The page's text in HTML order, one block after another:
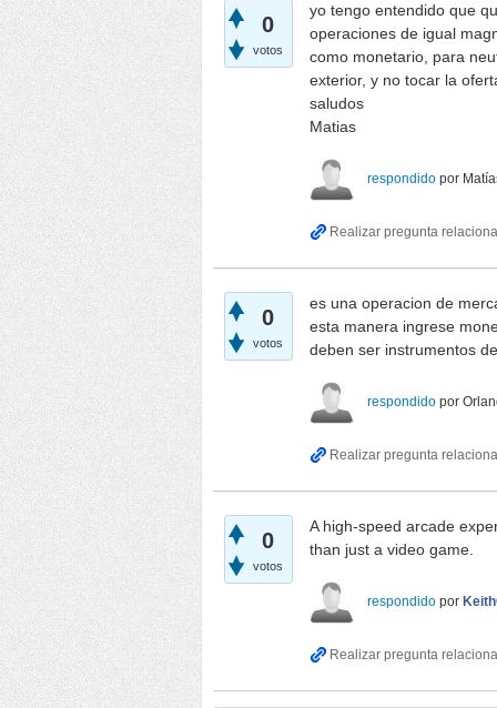
0
votos
yo tengo entendido que
operaciones de igual
como monetario, para
exterior, y no tocar la
saludos
Matias
respondido por
0
votos
es una operacion de
esta manera ingrese
deben ser instrumentos
respondido por
0
votos
A high-speed arcade
than just a video game.
respondido por